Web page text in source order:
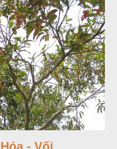
kết quả ban đầu (những
năm thứ hai, thứ ba mới hái
- 20 năm.
- Vối